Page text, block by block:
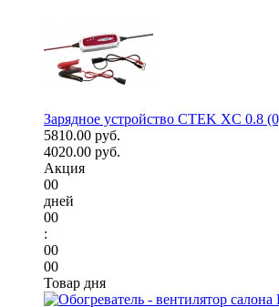
Зарядное устройство CTEK XC 0.8
5810.00 руб.
4020.00 руб.
Акция
00
дней
00
:
00
00
Товар дня